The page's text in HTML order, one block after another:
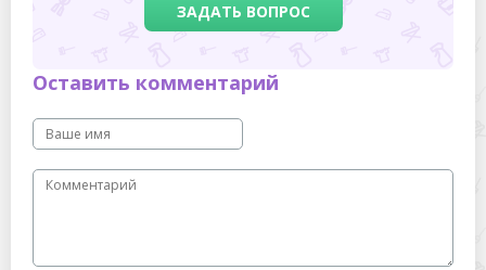
ЗАДАТЬ ВОПРОС
Оставить комментарий